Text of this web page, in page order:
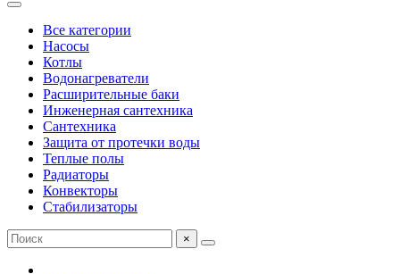
Все категории
Насосы
Котлы
Водонагреватели
Расширительные баки
Инженерная сантехника
Сантехника
Защита от протечки воды
Теплые полы
Радиаторы
Конвекторы
Стабилизаторы
×